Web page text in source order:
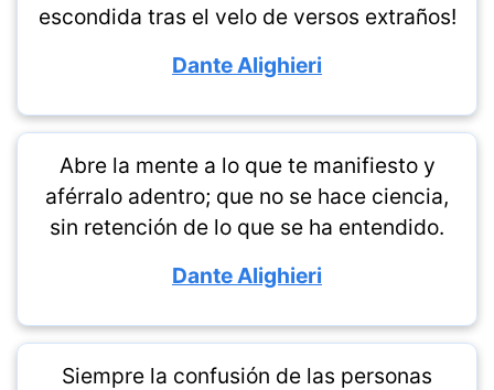
escondida tras el velo de versos extraños!
Dante Alighieri
Abre la mente a lo que te manifiesto y
aférralo adentro; que no se hace ciencia,
sin retención de lo que se ha entendido.
Dante Alighieri
Siempre la confusión de las personas